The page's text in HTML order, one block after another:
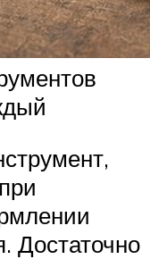
Достаточно